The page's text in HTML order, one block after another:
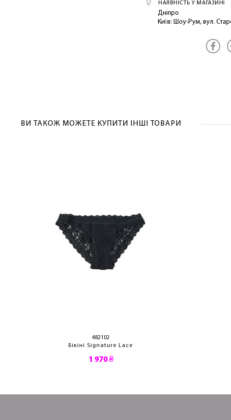
НАЯВНІСТЬ У МАГАЗИНІ
Дніпро
Київ: Шоу-Рум, вул.
ВИ ТАКОЖ МОЖЕТЕ КУПИТИ ІНШІ ТОВАРИ
482102
Бікіні Signature Lace
1 970 ₴
ЛАСКАВО ПРОСИМО ДО NOSOVSKI.COM! ПРИЙМІТЬ ВІД
НАС ПРИВІТНИЙ БОНУС - ЗНИЖКУ НА ПЕРШЕ ПОКУПКУ